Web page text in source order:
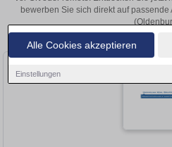
Alle Cookies akzeptieren
Einstellungen
bewerben Sie sich direkt auf